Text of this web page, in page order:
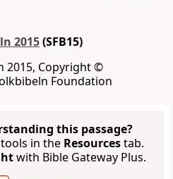
2015(SFB15)
2015, Copyright ©
Foundation
this passage?
in the Resourcestab.
with Bible Gateway Plus.